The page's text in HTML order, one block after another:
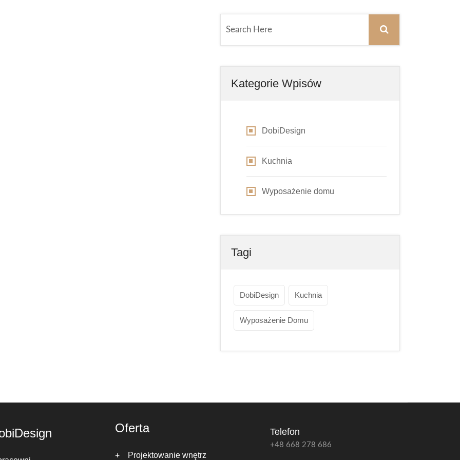
Kategorie Wpisów
DobiDesign
Kuchnia
Wyposażenie domu
Tagi
DobiDesign Kuchnia
Wyposażenie Domu
Oferta
Projektowanie wnętrz
Telefon
+48 668 278 686